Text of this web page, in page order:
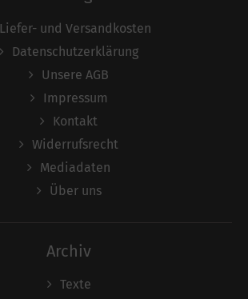
Liefer- und Versandkosten
Datenschutzerklärung
Unsere AGB
Impressum
Kontakt
Widerrufsrecht
Mediadaten
Über uns
Archiv
Texte